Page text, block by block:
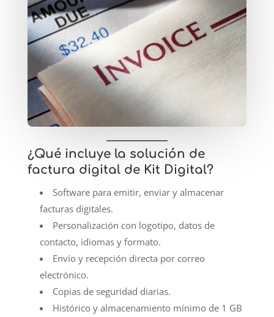
¿Qué incluye la solución de
factura digital de Kit Digital?
Software para emitir, enviar y almacenar
facturas digitales.
Personalización con logotipo, datos de
contacto, idiomas y formato.
Envío y recepción directa por correo
electrónico.
Copias de seguridad diarias.
Histórico y almacenamiento mínimo de 1 GB